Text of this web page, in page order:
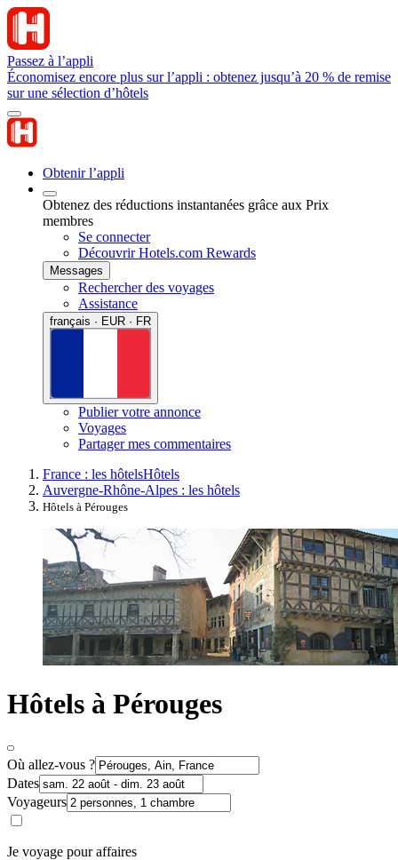
Passez à l’appli
Économisez encore plus sur l’appli : obtenez jusqu’à 20 % de remise
sur une sélection d’hôtels
Obtenir l’appli
Obtenez des réductions instantanées grâce aux Prix
membres
Se connecter
Découvrir Hotels.com Rewards
Messages
Rechercher des voyages
Assistance
français · EUR · FR
Publier votre annonce
Voyages
Partager mes commentaires
France : les hôtelsHôtels
Auvergne-Rhône-Alpes : les hôtels
Hôtels à Pérouges
Hôtels à Pérouges
Où allez-vous ?
Dates
Voyageurs
Je voyage pour affaires